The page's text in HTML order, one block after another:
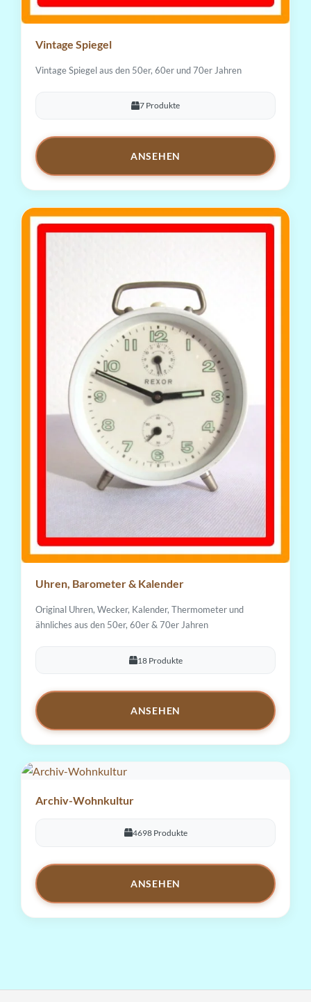
Vintage Spiegel
Vintage Spiegel aus den 50er, 60er und 70er Jahren
7 Produkte
ANSEHEN
Uhren, Barometer & Kalender
Original Uhren, Wecker, Kalender, Thermometer und
ähnliches aus den 50er, 60er & 70er Jahren
18 Produkte
ANSEHEN
Archiv-Wohnkultur
4698 Produkte
ANSEHEN